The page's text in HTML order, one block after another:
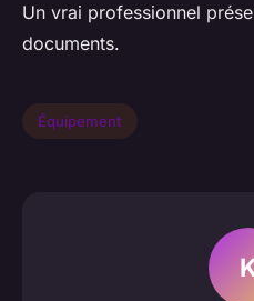
Un vrai professionnel
documents.
Équipement